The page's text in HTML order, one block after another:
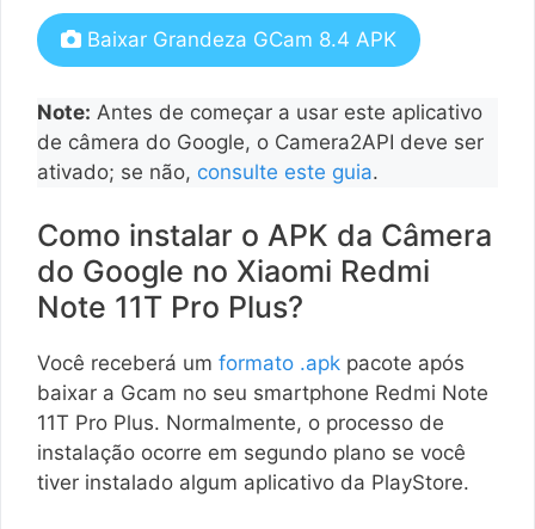
Baixar Grandeza GCam 8.4 APK
Note: Antes de começar a usar este aplicativo
de câmera do Google, o Camera2API deve ser
ativado; se não, consulte este guia.
Como instalar o APK da Câmera
do Google no Xiaomi Redmi
Note 11T Pro Plus?
Você receberá um formato .apk pacote após
baixar a Gcam no seu smartphone Redmi Note
11T Pro Plus. Normalmente, o processo de
instalação ocorre em segundo plano se você
tiver instalado algum aplicativo da PlayStore.